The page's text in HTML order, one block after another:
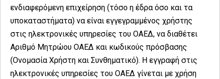
ενδιαφερόμενη επιχείρηση (τόσο η έδρα όσο και τα
υποκαταστήματα) να είναι εγγεγραμμένος χρήστης
στις ηλεκτρονικές υπηρεσίες του ΟΑΕΔ, να διαθέτει
Αριθμό Μητρώου ΟΑΕΔ και κωδικούς πρόσβασης
(Ονομασία Χρήστη και Συνθηματικό). Η εγγραφή στις
ηλεκτρονικές υπηρεσίες του ΟΑΕΔ γίνεται με χρήση